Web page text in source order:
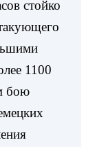
стойко
1100
бою